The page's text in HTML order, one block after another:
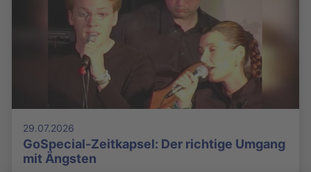
29.07.2026
GoSpecial-Zeitkapsel: Der richtige Umgang
mit Ängsten